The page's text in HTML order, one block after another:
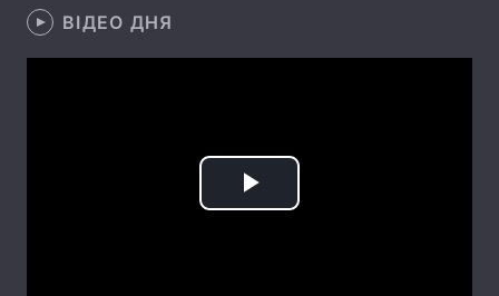
Цікавинки
Статті
ВІДЕО ДНЯ
Play